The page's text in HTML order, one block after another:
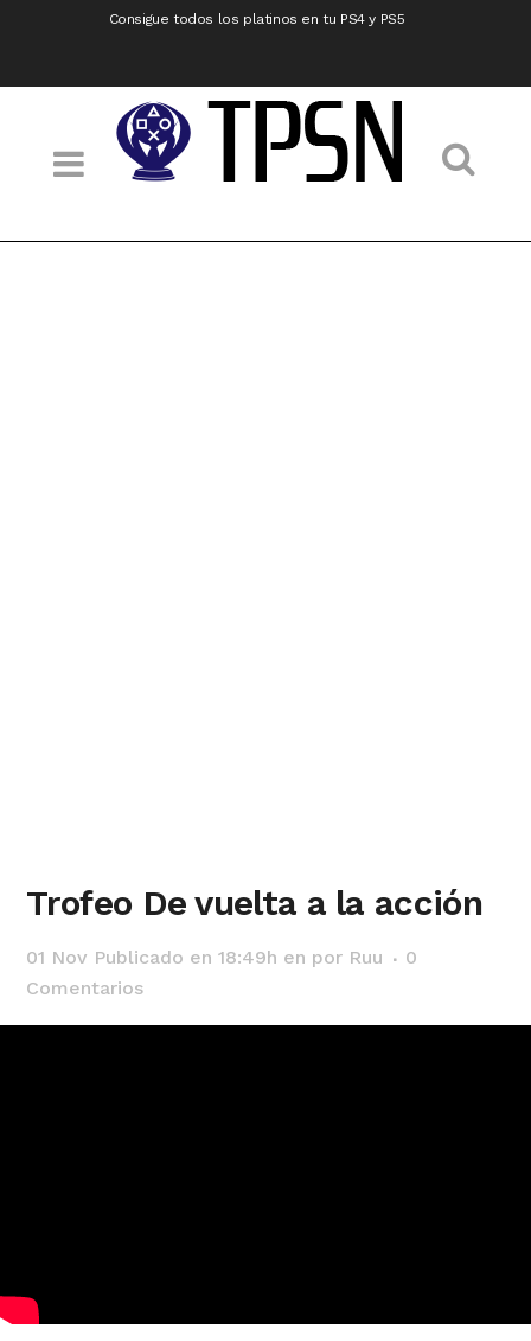
Consigue todos los platinos en tu PS4 y PS5
Trofeo De vuelta a la acción
01 Nov Publicado en 18:49h en por Ruu
0
Comentarios